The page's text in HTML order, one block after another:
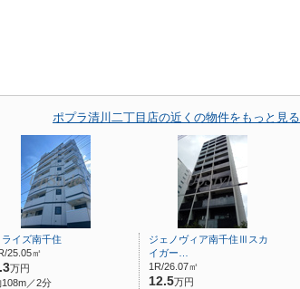
ポプラ清川二丁目店の近くの物件をもっと見る
ライズ南千住
25.05㎡
万円
108m／2分
ジェノヴィア南千住Ⅲスカ
イガー…
1R/26.07㎡
12.5万円